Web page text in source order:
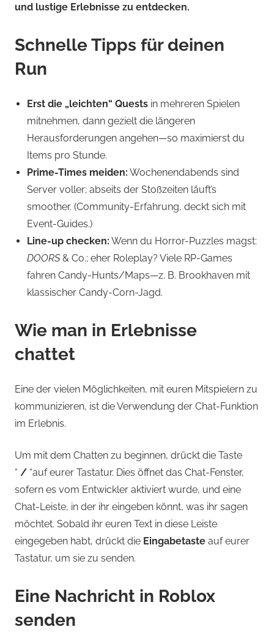
und lustige Erlebnisse zu entdecken.
Schnelle Tipps für deinen
Run
Erst die „leichten“ Quests in mehreren Spielen
mitnehmen, dann gezielt die längeren
Herausforderungen angehen—so maximierst du
Items pro Stunde.
Prime-Times meiden: Wochenendabends sind
Server voller; abseits der Stoßzeiten läuft’s
smoother. (Community-Erfahrung, deckt sich mit
Event-Guides.)
Line-up checken: Wenn du Horror-Puzzles magst:
DOORS& Co.; eher Roleplay? Viele RP-Games
fahren Candy-Hunts/Maps—z. B. Brookhaven mit
klassischer Candy-Corn-Jagd.
Wie man in Erlebnisse
chattet
Eine der vielen Möglichkeiten, mit euren Mitspielern zu
kommunizieren, ist die Verwendung der Chat-Funktion
im Erlebnis.
Um mit dem Chatten zu beginnen, drückt die Taste
“ / “auf eurer Tastatur. Dies öffnet das Chat-Fenster,
sofern es vom Entwickler aktiviert wurde, und eine
Chat-Leiste, in der ihr eingeben könnt, was ihr sagen
möchtet. Sobald ihr euren Text in diese Leiste
eingegeben habt, drückt die Eingabetaste auf eurer
Tastatur, um sie zu senden.
Eine Nachricht in Roblox
senden